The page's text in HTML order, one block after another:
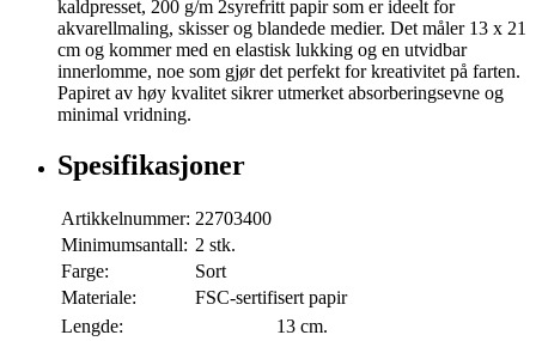
kaldpresset, 200 g/m 2syrefritt papir som er ideelt for
akvarellmaling, skisser og blandede medier. Det måler 13 x 21
cm og kommer med en elastisk lukking og en utvidbar
innerlomme, noe som gjør det perfekt for kreativitet på farten.
Papiret av høy kvalitet sikrer utmerket absorberingsevne og
minimal vridning.
Spesifikasjoner
Artikkelnummer: 22703400
Minimumsantall: 2 stk.
Farge:
Sort
Materiale:
FSC-sertifisert papir
Lengde:
13 cm.